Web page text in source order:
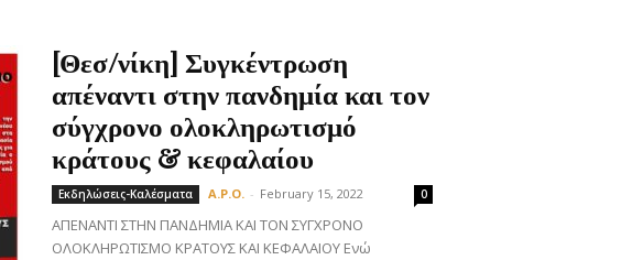
[Θεσ/νίκη] Συγκέντρωση
απέναντι στην πανδημία και τον
σύγχρονο ολοκληρωτισμό
κράτους & κεφαλαίου
Εκδηλώσεις-Καλέσματα A.P.O. - February 15, 2022 0
ΑΠΕΝΑΝΤΙ ΣΤΗΝ ΠΑΝΔΗΜΙΑ ΚΑΙ ΤΟΝ ΣΥΓΧΡΟΝΟ
ΟΛΟΚΛΗΡΩΤΙΣΜΟ ΚΡΑΤΟΥΣ ΚΑΙ ΚΕΦΑΛΑΙΟΥ Ενώ